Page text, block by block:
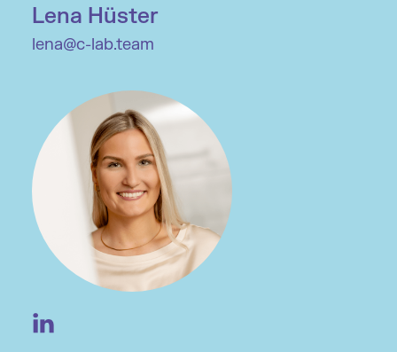
Lena Hüster
lena@c-lab.team